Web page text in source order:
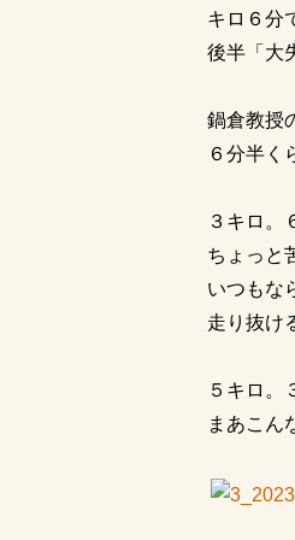
キロ６分
後半「大
鍋倉教授
６分半く
３キロ。
ちょっと
いつもな
走り抜け
５キロ。
まあこん